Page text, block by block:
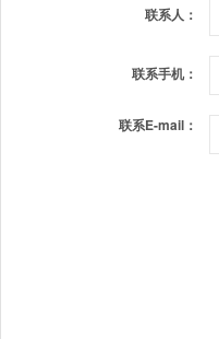
联系人：
联系手机：
联系E-mail：